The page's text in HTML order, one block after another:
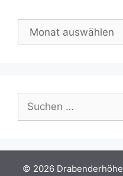
Archiv
nach:
© 2026 Drabenderhöhe